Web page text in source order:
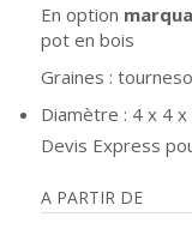
En option
pot en bois
Graines :
Diamètre : 4 x 4 x
Devis Express
A PARTIR DE